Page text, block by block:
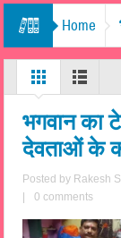
Home
भगवान का
देवताओं के
Posted by Rakesh
0 comments